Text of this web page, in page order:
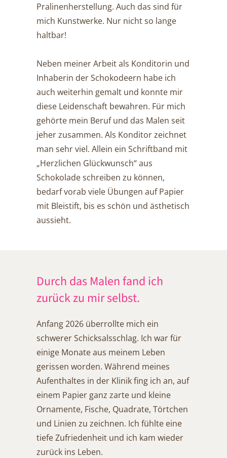
Pralinenherstellung. Auch das sind für
mich Kunstwerke. Nur nicht so lange
haltbar!
Neben meiner Arbeit als Konditorin und
Inhaberin der Schokodeern habe ich
auch weiterhin gemalt und konnte mir
diese Leidenschaft bewahren. Für mich
gehörte mein Beruf und das Malen seit
jeher zusammen. Als Konditor zeichnet
man sehr viel. Allein ein Schriftband mit
„Herzlichen Glückwunsch“ aus
Schokolade schreiben zu können,
bedarf vorab viele Übungen auf Papier
mit Bleistift, bis es schön und ästhetisch
aussieht.
Durch das Malen fand ich
zurück zu mir selbst.
Anfang 2026 überrollte mich ein
schwerer Schicksalsschlag. Ich war für
einige Monate aus meinem Leben
gerissen worden. Während meines
Aufenthaltes in der Klinik fing ich an, auf
einem Papier ganz zarte und kleine
Ornamente, Fische, Quadrate, Törtchen
und Linien zu zeichnen. Ich fühlte eine
tiefe Zufriedenheit und ich kam wieder
zurück ins Leben.